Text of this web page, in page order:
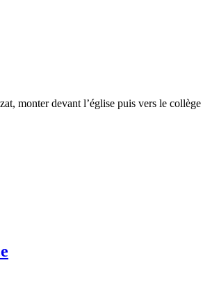
monter devant l’église puis vers le collège